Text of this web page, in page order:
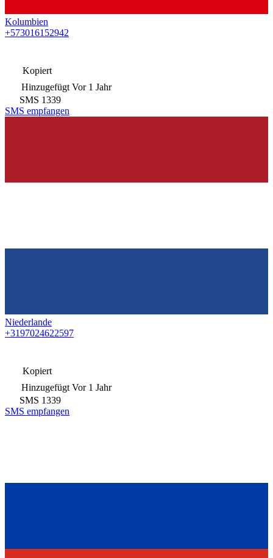
Kolumbien
+573016152942
Kopiert
Hinzugefügt Vor 1 Jahr
SMS 1339
SMS empfangen
Niederlande
+3197024622597
Kopiert
Hinzugefügt Vor 1 Jahr
SMS 1339
SMS empfangen